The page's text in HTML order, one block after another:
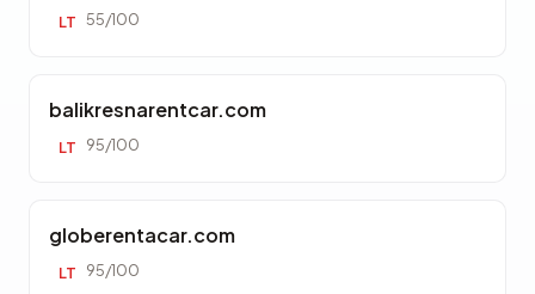
LT 55/100
balikresnarentcar.com
LT 95/100
globerentacar.com
LT 95/100